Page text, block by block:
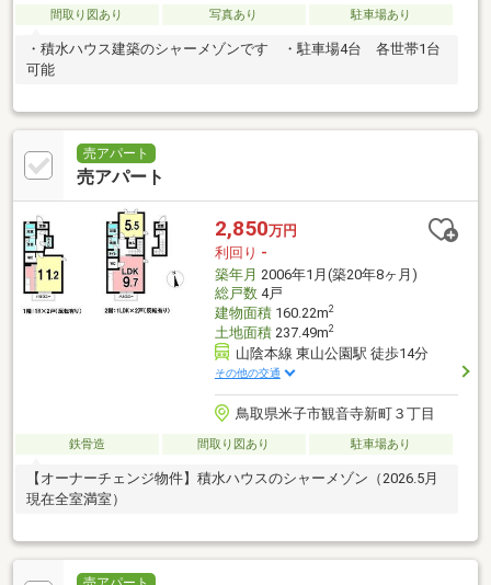
間取り図あり 写真あり 駐車場あり
・積水ハウス建築のシャーメゾンです ・駐車場4台 各世帯1台
可能
売アパート
売アパート
2,850万円
利回り -
築年月 2006年1月(築20年8ヶ月)
総戸数4戸
建物面積160.22m2
土地面積237.49m2
山陰本線 東山公園駅 徒歩14分
その他の交通
鳥取県米子市観音寺新町３丁目
鉄骨造 間取り図あり 駐車場あり
【オーナーチェンジ物件】積水ハウスのシャーメゾン（2026.5月
現在全室満室）